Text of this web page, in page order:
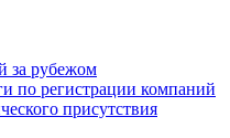
за рубежом
по регистрации компаний
присутствия